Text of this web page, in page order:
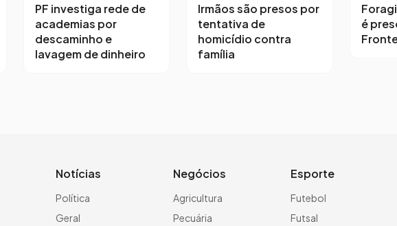
PF investiga rede de
academias por
descaminho e
lavagem de dinheiro
Irmãos são presos por
tentativa de
homicídio contra
família
é
Notícias
Política
Geral
Negócios
Agricultura
Pecuária
Esporte
Futebol
Futsal